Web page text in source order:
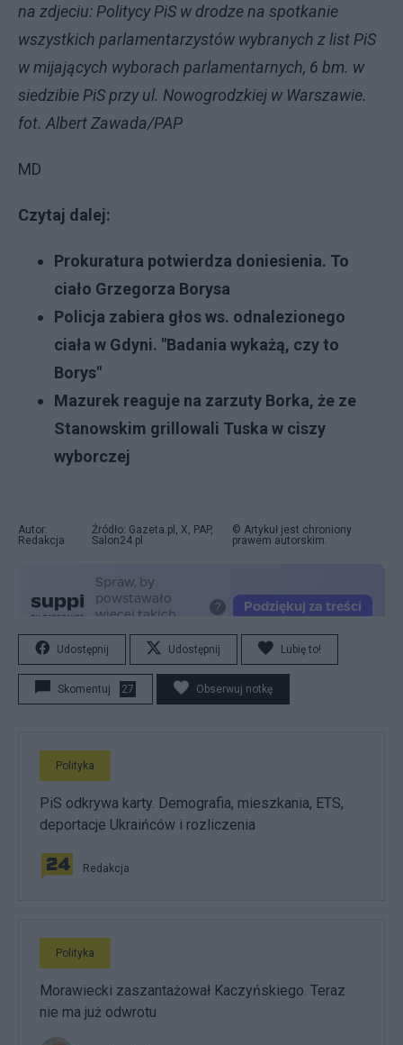
na zdjeciu: Politycy PiS w drodze na spotkanie
wszystkich parlamentarzystów wybranych z list PiS
w mijających wyborach parlamentarnych, 6 bm. w
siedzibie PiS przy ul. Nowogrodzkiej w Warszawie.
fot. Albert Zawada/PAP
MD
Czytaj dalej:
Prokuratura potwierdza doniesienia. To
ciało Grzegorza Borysa
Policja zabiera głos ws. odnalezionego
ciała w Gdyni. "Badania wykażą, czy to
Borys"
Mazurek reaguje na zarzuty Borka, że ze
Stanowskim grillowali Tuska w ciszy
wyborczej
Autor:
Redakcja
Źródło: Gazeta.pl, X, PAP,
Salon24.pl
© Artykuł jest chroniony
prawem autorskim.
Udostępnij Udostępnij Lubię to!
Skomentuj 27 Obserwuj notkę
Polityka
PiS odkrywa karty. Demografia, mieszkania, ETS,
deportacje Ukraińców i rozliczenia
Redakcja
Polityka
Morawiecki zaszantażował Kaczyńskiego. Teraz
nie ma już odwrotu